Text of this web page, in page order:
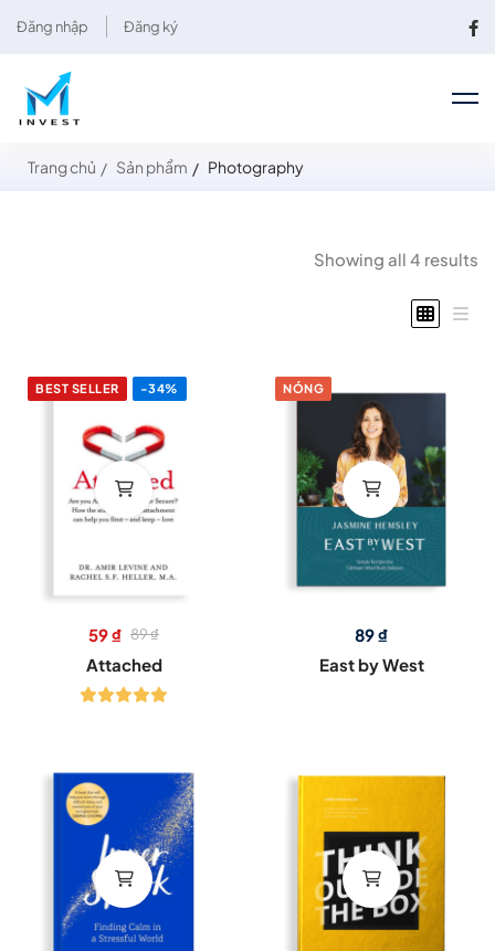
Đăng nhập Đăng ký
Trang chủ Sản phẩm Photography
Showing all 4 results
BEST SELLER -34%
59₫ 89₫
Attached
NÓNG
89₫
East by West